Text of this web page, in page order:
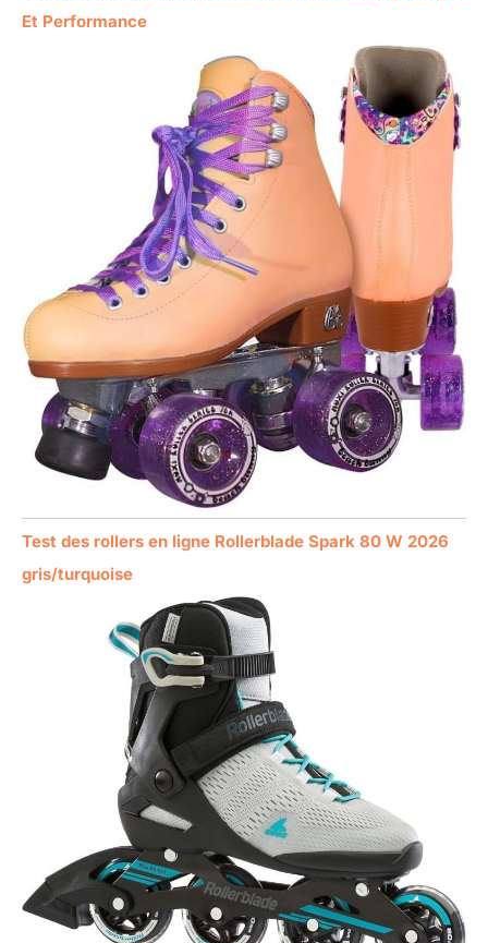
Et Performance
Test des rollers en ligne Rollerblade Spark 80 W 2026
gris/turquoise